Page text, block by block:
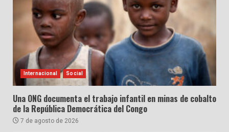
Internacional Social
Una ONG documenta el trabajo infantil en minas de cobalto
de la República Democrática del Congo
7 de agosto de 2026